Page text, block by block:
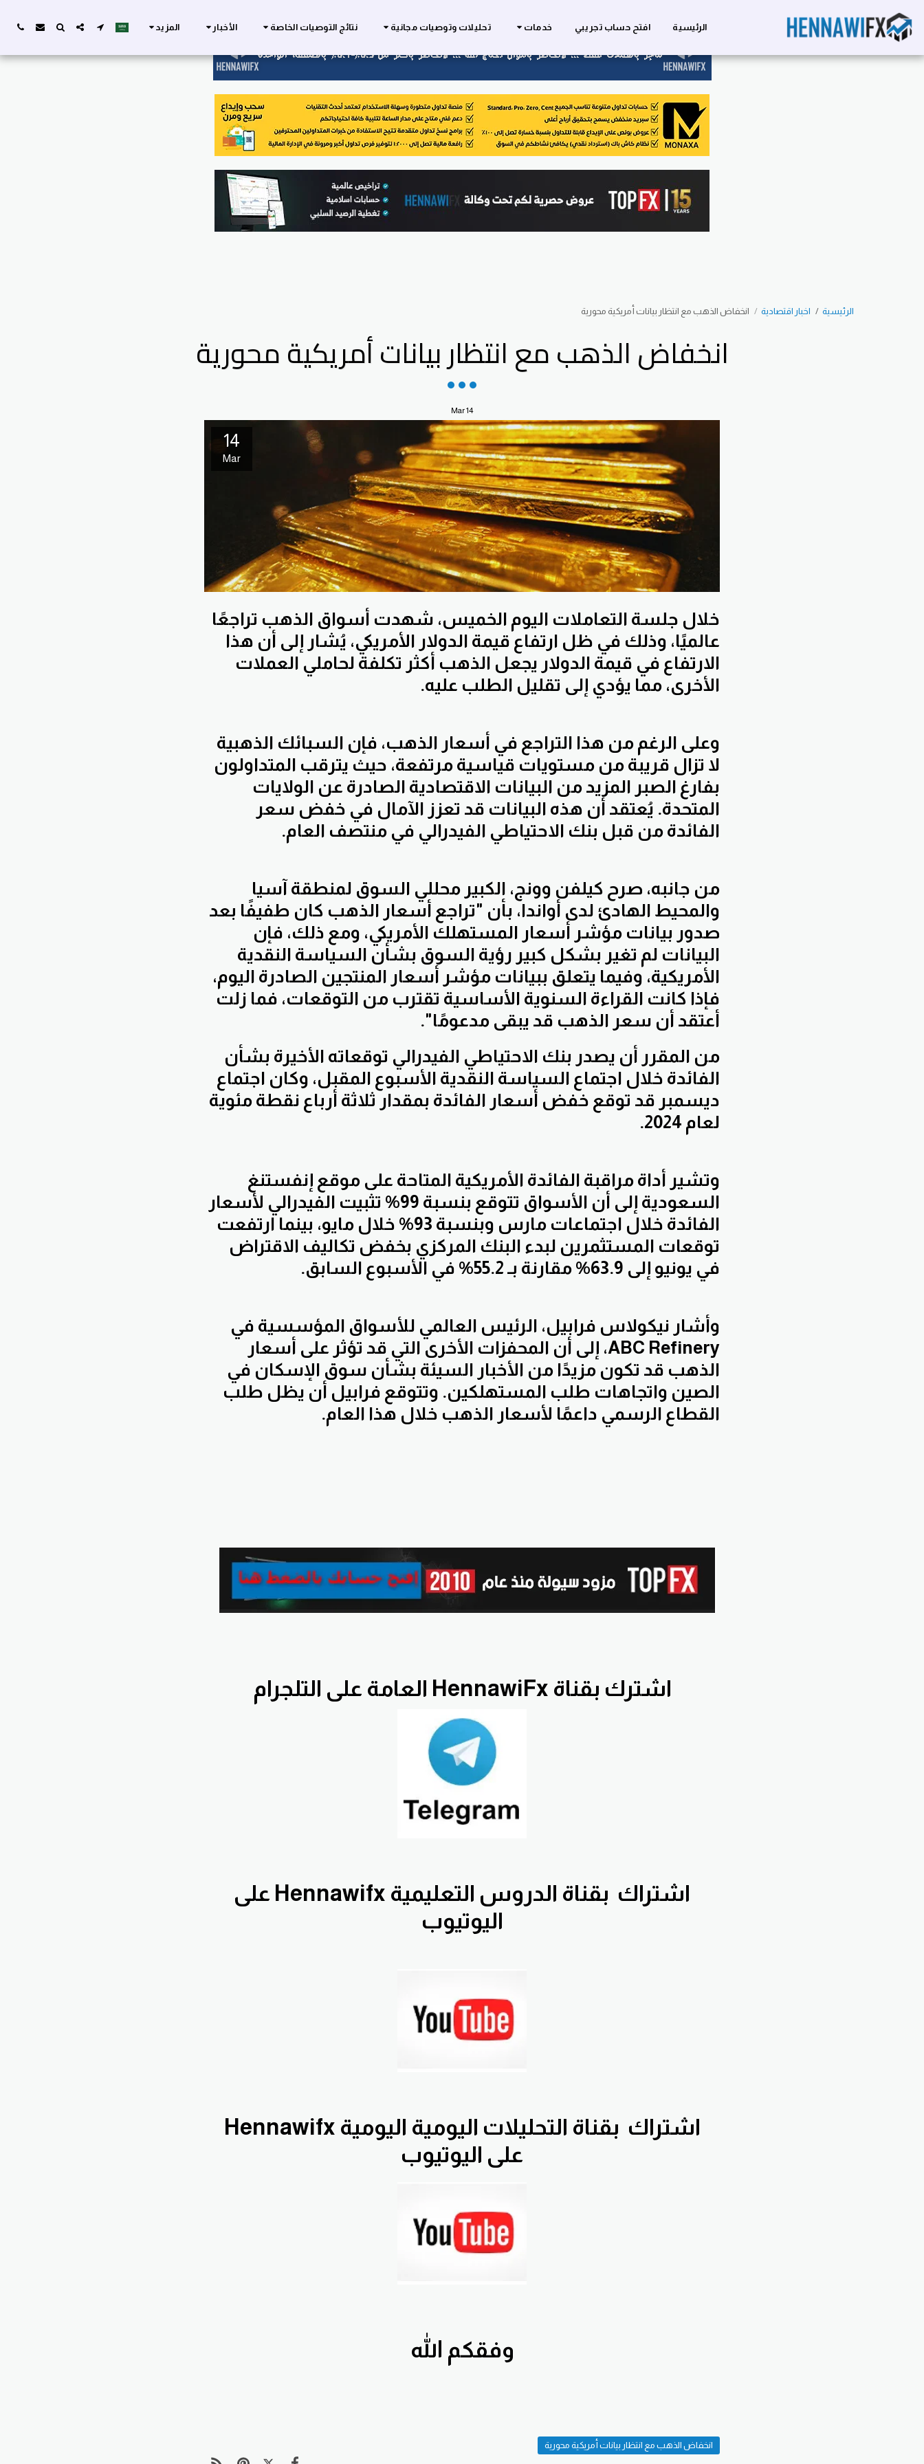
الرئيسية افتح حساب تجريبي خدمات تحليلات وتوصيات مجانية نتائج التوصيات الخاصة الأخبار المزيد
الرئيسية اخبار اقتصادية انخفاض الذهب مع انتظار بيانات أمريكية محورية
انخفاض الذهب مع انتظار بيانات أمريكية محورية
14
Mar
14
Mar
خلال جلسة التعاملات اليوم الخميس، شهدت أسواق الذهب تراجعًا
عالميًا، وذلك في ظل ارتفاع قيمة الدولار الأمريكي، يُشار إلى أن هذا
الارتفاع في قيمة الدولار يجعل الذهب أكثر تكلفة لحاملي العملات
الأخرى، مما يؤدي إلى تقليل الطلب عليه.
وعلى الرغم من هذا التراجع في أسعار الذهب، فإن السبائك الذهبية
لا تزال قريبة من مستويات قياسية مرتفعة، حيث يترقب المتداولون
بفارغ الصبر المزيد من البيانات الاقتصادية الصادرة عن الولايات
المتحدة. يُعتقد أن هذه البيانات قد تعزز الآمال في خفض سعر
الفائدة من قبل بنك الاحتياطي الفيدرالي في منتصف العام.
من جانبه، صرح كيلفن وونج، الكبير محللي السوق لمنطقة آسيا
والمحيط الهادئ لدى أواندا، بأن "تراجع أسعار الذهب كان طفيفًا بعد
صدور بيانات مؤشر أسعار المستهلك الأمريكي، ومع ذلك، فإن
البيانات لم تغير بشكل كبير رؤية السوق بشأن السياسة النقدية
الأمريكية، وفيما يتعلق ببيانات مؤشر أسعار المنتجين الصادرة اليوم،
فإذا كانت القراءة السنوية الأساسية تقترب من التوقعات، فما زلت
أعتقد أن سعر الذهب قد يبقى مدعومًا".
من المقرر أن يصدر بنك الاحتياطي الفيدرالي توقعاته الأخيرة بشأن
الفائدة خلال اجتماع السياسة النقدية الأسبوع المقبل، وكان اجتماع
ديسمبر قد توقع خفض أسعار الفائدة بمقدار ثلاثة أرباع نقطة مئوية
لعام 2024.
وتشير أداة مراقبة الفائدة الأمريكية المتاحة على موقع إنفستنغ
السعودية إلى أن الأسواق تتوقع بنسبة 99% تثبيت الفيدرالي لأسعار
الفائدة خلال اجتماعات مارس وبنسبة 93% خلال مايو، بينما ارتفعت
توقعات المستثمرين لبدء البنك المركزي بخفض تكاليف الاقتراض
في يونيو إلى 63.9% مقارنة بـ 55.2% في الأسبوع السابق.
وأشار نيكولاس فرابيل، الرئيس العالمي للأسواق المؤسسية في
ABC Refinery، إلى أن المحفزات الأخرى التي قد تؤثر على أسعار
الذهب قد تكون مزيدًا من الأخبار السيئة بشأن سوق الإسكان في
الصين واتجاهات طلب المستهلكين. وتتوقع فرابيل أن يظل طلب
القطاع الرسمي داعمًا لأسعار الذهب خلال هذا العام.
اشترك بقناة HennawiFx العامة على التلجرام
اشتراك
بقناة الدروس التعليمية Hennawifx على
اليوتيوب
اشتراك
بقناة التحليلات اليومية اليومية Hennawifx
على اليوتيوب
وفقكم الله
انخفاض الذهب مع انتظار بيانات أمريكية محورية